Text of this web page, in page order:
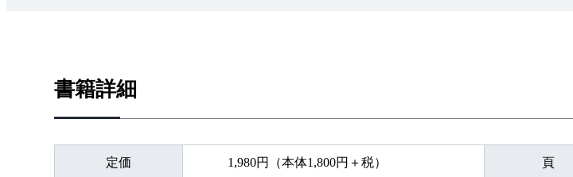
書籍詳細
定価 1,980円（本体1,800円＋税） 頁